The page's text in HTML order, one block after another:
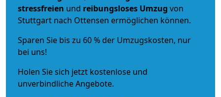
stressfreien und reibungsloses Umzug von
Stuttgart nach Ottensen ermöglichen können.
Sparen Sie bis zu 60 % der Umzugskosten, nur
bei uns!
Holen Sie sich jetzt kostenlose und
unverbindliche Angebote.